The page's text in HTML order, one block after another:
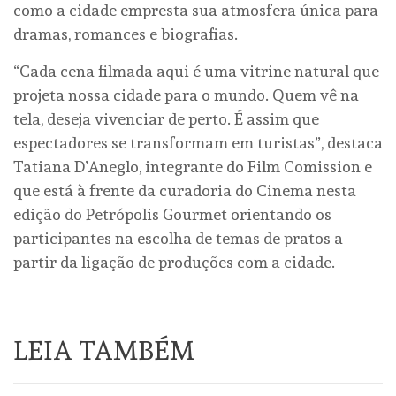
como a cidade empresta sua atmosfera única para
dramas, romances e biografias.
“Cada cena filmada aqui é uma vitrine natural que
projeta nossa cidade para o mundo. Quem vê na
tela, deseja vivenciar de perto. É assim que
espectadores se transformam em turistas”, destaca
Tatiana D’Aneglo, integrante do Film Comission e
que está à frente da curadoria do Cinema nesta
edição do Petrópolis Gourmet orientando os
participantes na escolha de temas de pratos a
partir da ligação de produções com a cidade.
LEIA TAMBÉM